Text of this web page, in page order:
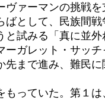
ァーマンの挑戦を
として、民族間戦
試みる「真に並外
ガレット・サッチ
まで進み、難民に
っていた。第１は